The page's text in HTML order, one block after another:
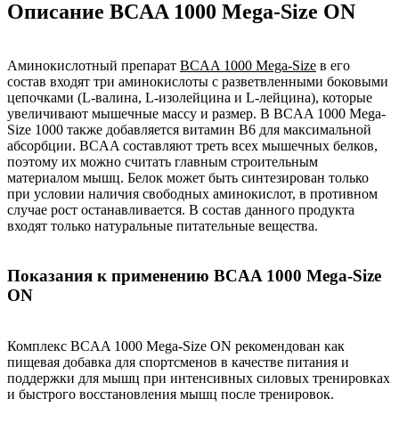
Описание BCAA 1000 Mega-Size ON
Аминокислотный препарат BCAA 1000 Mega-Size в его
состав входят три аминокислоты с разветвленными боковыми
цепочками (L-валина, L-изолейцина и L-лейцина), которые
увеличивают мышечные массу и размер. В BCAA 1000 Mega-
Size 1000 также добавляется витамин В6 для максимальной
абсорбции. BCAA составляют треть всех мышечных белков,
поэтому их можно считать главным строительным
материалом мышц. Белок может быть синтезирован только
при условии наличия свободных аминокислот, в противном
случае рост останавливается. В состав данного продукта
входят только натуральные питательные вещества.
Показания к применению BCAA 1000 Mega-Size
ON
Комплекс BCAA 1000 Mega-Size ON рекомендован как
пищевая добавка для спортсменов в качестве питания и
поддержки для мышц при интенсивных силовых тренировках
и быстрого восстановления мышц после тренировок.